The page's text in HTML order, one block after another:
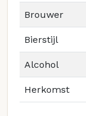
Brouwer
Bierstijl
Alcohol
Herkomst